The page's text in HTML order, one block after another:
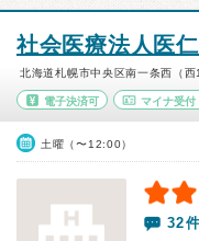
社会医療法人医
北海道札幌市中央区南一条西（
電子決済可 マイナ受付
土曜（〜12:00）
32件